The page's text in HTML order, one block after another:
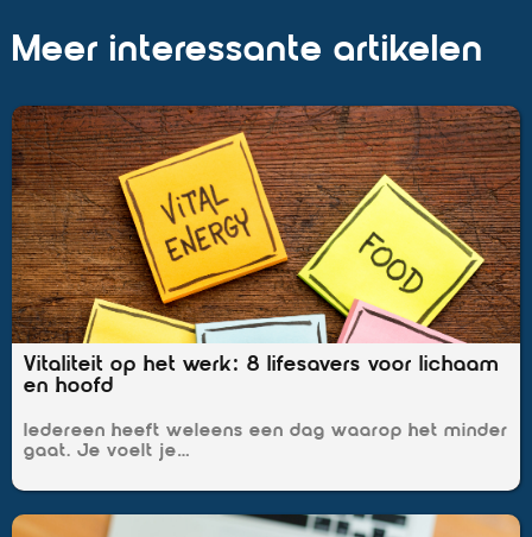
Meer interessante artikelen
Vitaliteit op het werk: 8 lifesavers voor lichaam
en hoofd
Iedereen heeft weleens een dag waarop het minder
gaat. Je voelt je…